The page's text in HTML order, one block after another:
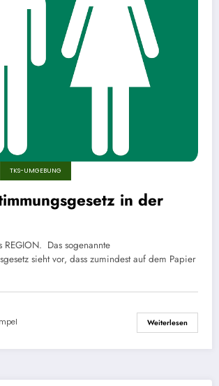
TKS-UMGEBUNG
in der
REGION. Das sogenannte
sieht vor, dass zumindest auf dem Papier
Weiterlesen